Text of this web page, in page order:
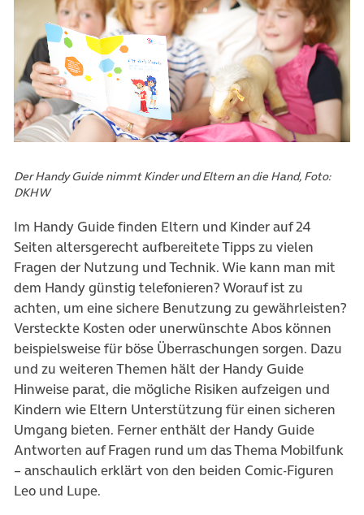
Der Handy Guide nimmt Kinder und Eltern an die Hand, Foto:
DKHW
Im Handy Guide finden Eltern und Kinder auf 24
Seiten altersgerecht aufbereitete Tipps zu vielen
Fragen der Nutzung und Technik. Wie kann man mit
dem Handy günstig telefonieren? Worauf ist zu
achten, um eine sichere Benutzung zu gewährleisten?
Versteckte Kosten oder unerwünschte Abos können
beispielsweise für böse Überraschungen sorgen. Dazu
und zu weiteren Themen hält der Handy Guide
Hinweise parat, die mögliche Risiken aufzeigen und
Kindern wie Eltern Unterstützung für einen sicheren
Umgang bieten. Ferner enthält der Handy Guide
Antworten auf Fragen rund um das Thema Mobilfunk
– anschaulich erklärt von den beiden Comic-Figuren
Leo und Lupe.